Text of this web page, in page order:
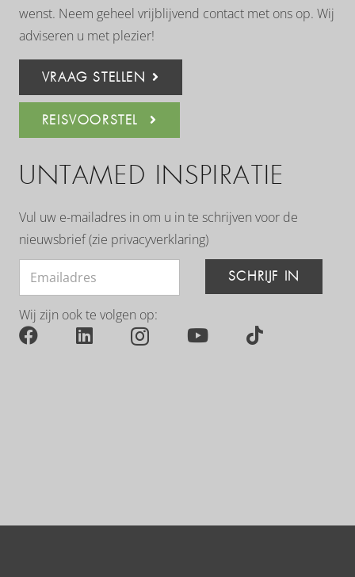
wenst. Neem geheel vrijblijvend contact met ons op. Wij
adviseren u met plezier!
VRAAG STELLEN
REISVOORSTEL
UNTAMED INSPIRATIE
Vul uw e-mailadres in om u in te schrijven voor de
nieuwsbrief (zie privacyverklaring)
SCHRIJF IN
Wij zijn ook te volgen op: